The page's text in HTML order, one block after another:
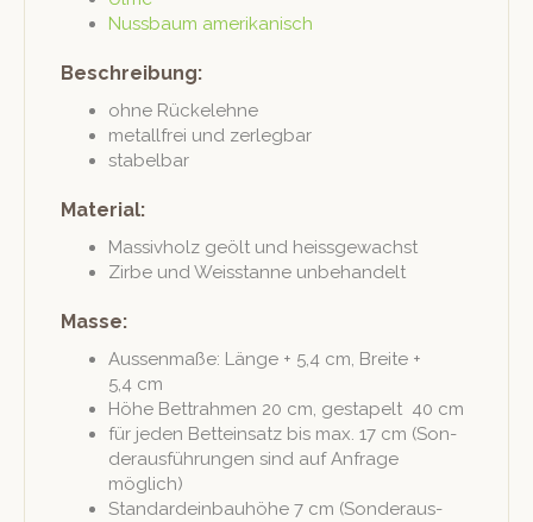
Nuss­baum amerikanisch
Beschreibung:
ohne Rück­elehne
met­all­frei und zerlegbar
sta­bel­bar
Material:
Mas­sivholz geölt und heissgewachst
Zirbe und Weis­stanne unbehandelt
Masse:
Aussen­maße: Länge + 5,4 cm, Bre­ite +
5,4 cm
Höhe Bet­trah­men 20 cm, gestapelt 40 cm
für jeden Bet­tein­satz bis max. 17 cm (Son­
der­aus­führun­gen sind auf Anfrage
möglich)
Stan­dard­ein­bauhöhe 7 cm (Son­der­aus­